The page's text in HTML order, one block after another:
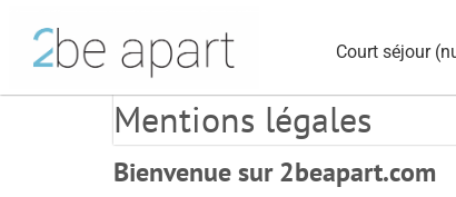
Court séjour
Mentions légales
Bienvenue sur 2beapart.com